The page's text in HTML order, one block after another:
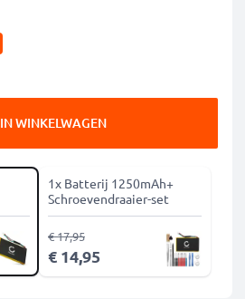
IN WINKELWAGEN
1x Batterij 1250mAh+
Schroevendraaier-set
€ 14,95
€ 17,95